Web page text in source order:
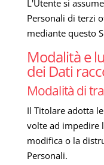
L'Utente si
Personali di terzi
mediante questo
Modalità e
dei Dati
Modalità di
Il Titolare adotta
volte ad impedire
modifica o la
Personali.